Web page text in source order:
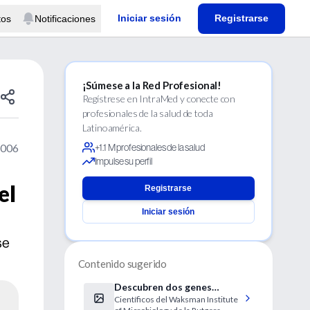
Notificaciones Iniciar sesión Registrarse
¡Súmese a la Red Profesional!
Regístrese en IntraMed y conecte con
profesionales de la salud de toda
Latinoamérica.
+1.1 M profesionales de la salud
Impulse su perfil
Registrarse
Iniciar sesión
Contenido sugerido
Descubren dos genes
necesarios para el proceso
Científicos del Waksman Institute